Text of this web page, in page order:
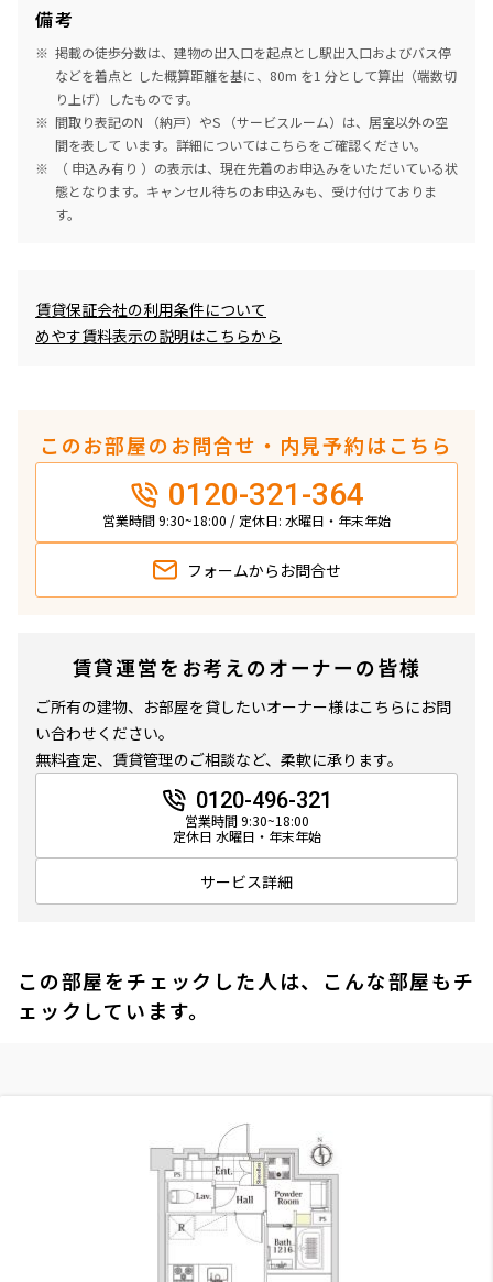
備考
掲載の徒歩分数は、建物の出入口を起点とし駅出入口およびバス停
などを着点と した概算距離を基に、80m を1 分として算出（端数切
り上げ）したものです。
間取り表記のN （納戸）やS （サービスルーム）は、居室以外の空
間を表して います。詳細についてはこちらをご確認ください。
（ 申込み有り ）の表示は、現在先着のお申込みをいただいている状
態となります。キャンセル待ちのお申込みも、受け付けておりま
す。
賃貸保証会社の利用条件について
めやす賃料表示の説明はこちらから
このお部屋のお問合せ・内見予約はこちら
0120-321-364
営業時間 9:30~18:00 / 定休日: 水曜日・年末年始
フォームから お問合せ
賃貸運営をお考えのオーナーの皆様
ご所有の建物、お部屋を貸したいオーナー様はこちらにお問
い合わせください。
無料査定、賃貸管理のご相談など、柔軟に承ります。
0120-496-321
営業時間 9:30~18:00
定休日 水曜日・年末年始
サービス詳細
この部屋をチェックした人は、こんな部屋もチ
ェックしています。